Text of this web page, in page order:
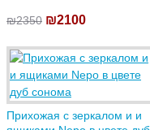
₪2350 ₪2100
Прихожая с зеркалом и и